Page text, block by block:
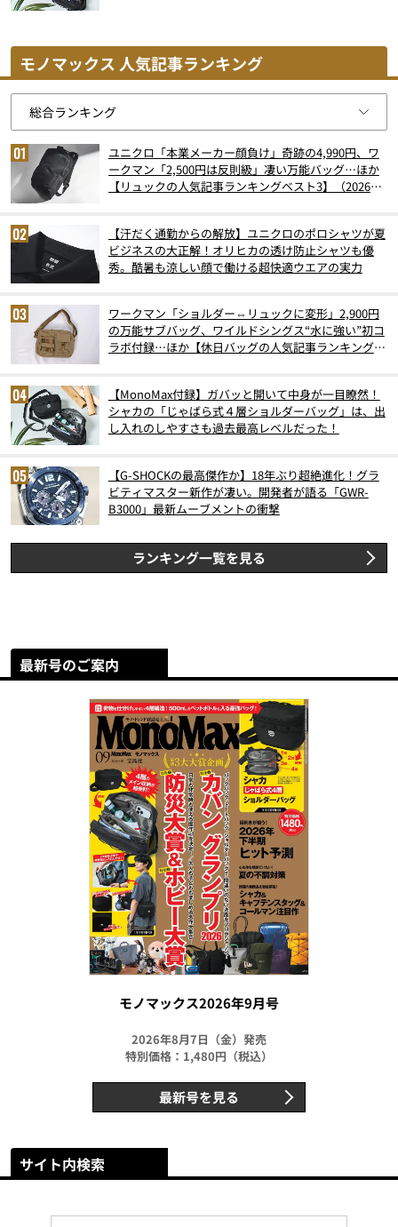
モノマックス 人気記事ランキング
ユニクロ「本業メーカー顔負け」奇跡の4,990円、ワ
ークマン「2,500円は反則級」凄い万能バッグ…ほか
【リュックの人気記事ランキングベスト3】（2026年
【汗だく通勤からの解放】ユニクロのポロシャツが夏
ビジネスの大正解！オリヒカの透け防止シャツも優
秀。酷暑も涼しい顔で働ける超快適ウエアの実力
ワークマン「ショルダー⇔リュックに変形」2,900円
の万能サブバッグ、ワイルドシングス“水に強い”初コ
ラボ付録…ほか【休日バッグの人気記事ランキングベ
【MonoMax付録】ガバッと開いて中身が一目瞭然！
シャカの「じゃばら式４層ショルダーバッグ」は、出
し入れのしやすさも過去最高レベルだった！
【G-SHOCKの最高傑作か】18年ぶり超絶進化！グラ
ビティマスター新作が凄い。開発者が語る「GWR-
B3000」最新ムーブメントの衝撃
ランキング一覧を見る
最新号のご案内
モノマックス2026年9月号
2026年8月7日（金）発売
特別価格：1,480円（税込）
最新号を見る
サイト内検索